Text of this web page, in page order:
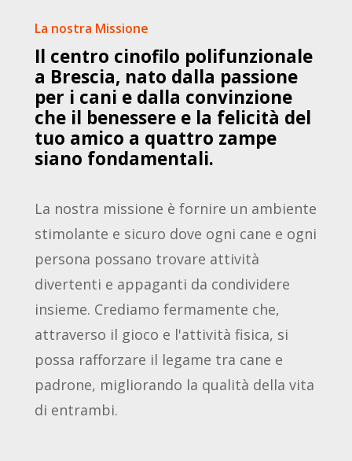
La nostra Missione
Il centro cinofilo polifunzionale
a Brescia, nato dalla passione
per i cani e dalla convinzione
che il benessere e la felicità del
tuo amico a quattro zampe
siano fondamentali.
La nostra missione è fornire un ambiente
stimolante e sicuro dove ogni cane e ogni
persona possano trovare attività
divertenti e appaganti da condividere
insieme. Crediamo fermamente che,
attraverso il gioco e l'attività fisica, si
possa rafforzare il legame tra cane e
padrone, migliorando la qualità della vita
di entrambi.